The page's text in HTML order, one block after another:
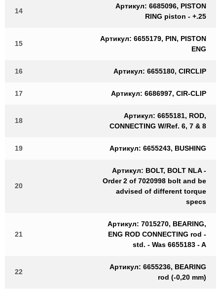
14
Артикул: 6685096, PISTON
RING piston - +.25
15
Артикул: 6655179, PIN, PISTON
ENG
16 Артикул: 6655180, CIRCLIP
17 Артикул: 6686997, CIR-CLIP
18
Артикул: 6655181, ROD,
CONNECTING W/Ref. 6, 7 & 8
19 Артикул: 6655243, BUSHING
20
Артикул: BOLT, BOLT NLA -
Order 2 of 7020998 bolt and be
advised of different torque
specs
21
Артикул: 7015270, BEARING,
ENG ROD CONNECTING rod -
std. - Was 6655183 - A
22
Артикул: 6655236, BEARING
rod (-0,20 mm)